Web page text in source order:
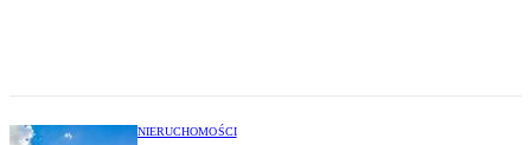
NIERUCHOMOŚCI